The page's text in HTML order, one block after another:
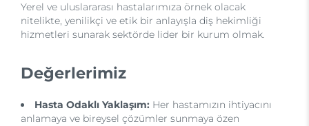
Yerel ve uluslararası hastalarımıza örnek olacak
nitelikte, yenilikçi ve etik bir anlayışla diş hekimliği
hizmetleri sunarak sektörde lider bir kurum olmak.
Değerlerimiz
Hasta Odaklı Yaklaşım: Her hastamızın ihtiyacını
anlamaya ve bireysel çözümler sunmaya özen